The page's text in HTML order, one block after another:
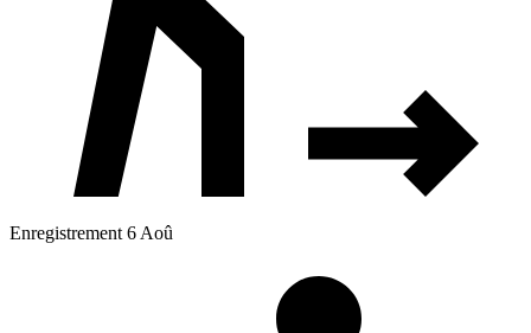
Enregistrement 6 Aoû